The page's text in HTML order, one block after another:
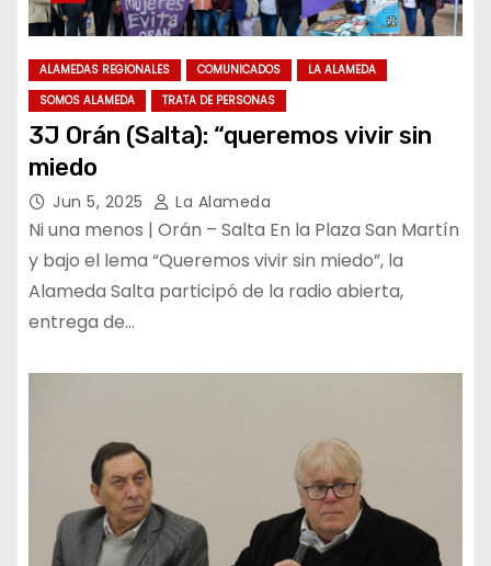
ALAMEDAS REGIONALES COMUNICADOS
LA ALAMEDA
SOMOS ALAMEDA
TRATA DE PERSONAS
3J Orán (Salta): “queremos vivir sin
miedo
Jun 5, 2025 La Alameda
Ni una menos | Orán – Salta En la Plaza San Martín
y bajo el lema “Queremos vivir sin miedo”, la
Alameda Salta participó de la radio abierta,
entrega de…